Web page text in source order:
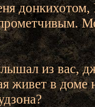
из вас,
живет в доме